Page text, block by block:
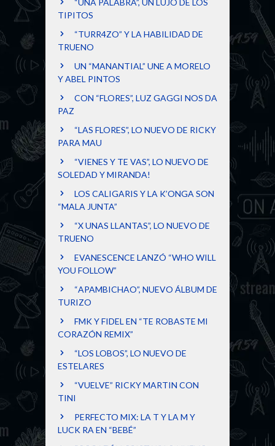
TIPITOS
“TURR4ZO” Y LA HABILIDAD DE
TRUENO
UN “MANANTIAL” UNE A MORELO
Y ABEL PINTOS
CON “FLORES”, LUZ GAGGI NOS DA
PAZ
“LAS FLORES”, LO NUEVO DE RICKY
PARA MAU
“VIENES Y TE VAS”, LO NUEVO DE
SOLEDAD Y MIRANDA!
LOS CALIGARIS Y LA K’ONGA SON
“MALA JUNTA”
“X UNAS LLANTAS”, LO NUEVO DE
TRUENO
EVANESCENCE LANZÓ “WHO WILL
YOU FOLLOW”
“APAMBICHAO”, NUEVO ÁLBUM DE
TURIZO
FMK Y FIDEL EN “TE ROBASTE MI
CORAZÓN REMIX”
“LOS LOBOS”, LO NUEVO DE
ESTELARES
“VUELVE” RICKY MARTIN CON
TINI
PERFECTO MIX: LA T Y LA M Y
LUCK RA EN “BEBÉ”